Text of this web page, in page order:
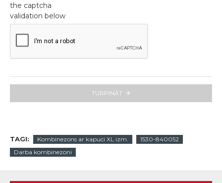
the captcha
validation below
TURPINĀT
TAGI: Kombinezons ar kapuci XL izm.
1530-840052
Darba kombinezoni